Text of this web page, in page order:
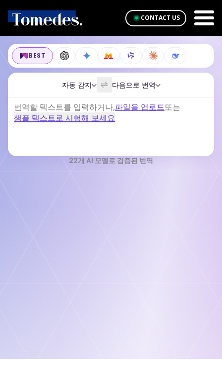
CONTACT US